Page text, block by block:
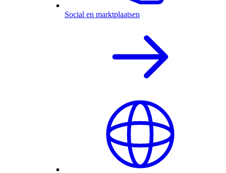
Social en marktplaatsen